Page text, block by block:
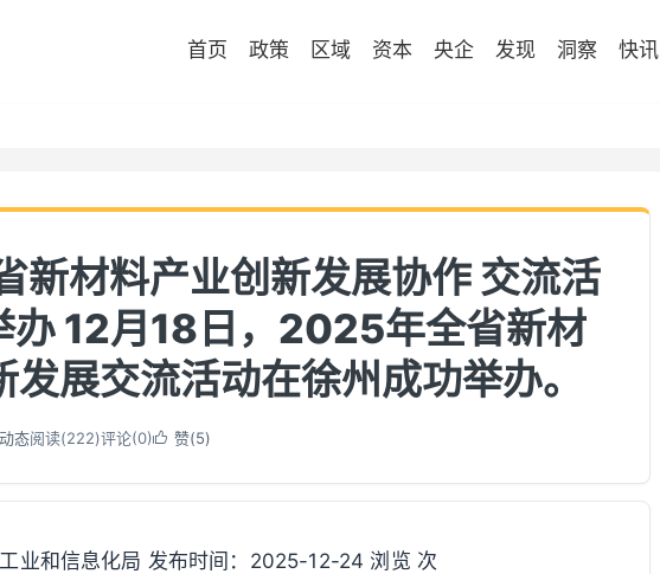
首页 政策 区域 资本 央企 发现 洞察 快讯
新材料产业创新发展协作 交流活
办 12月18日，2025年全省新材
发展交流活动在徐州成功举办。
态阅读(222)评论(0) 赞(5)
业和信息化局 发布时间：2025-12-24 浏览 次